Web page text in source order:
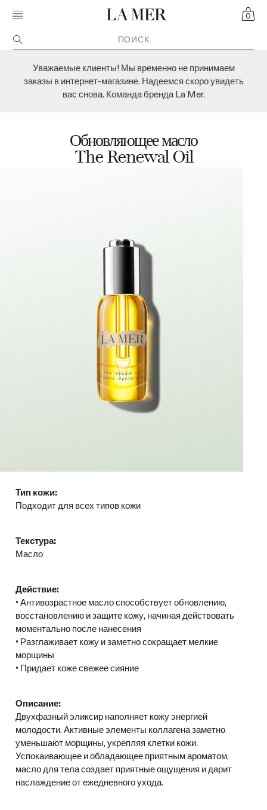
MOBILE MENU TOGGLE CART
0
CRÈME DE LA MER
Уважаемые клиенты! Мы временно не принимаем
заказы в интернет-магазине. Надеемся скоро увидеть
вас снова. Команда бренда La Mer.
Обновляющее масло
The Renewal Oil
Тип кожи:
Подходит для всех типов кожи
Текстура:
Масло
Действие:
• Антивозрастное масло способствует обновлению,
восстановлению и защите кожу, начиная действовать
моментально после нанесения
• Разглаживает кожу и заметно сокращает мелкие
морщины
• Придает коже свежее сияние
Описание:
Двухфазный эликсир наполняет кожу энергией
молодости. Активные элементы коллагена заметно
уменьшают морщины, укрепляя клетки кожи.
Успокаивающее и обладающее приятным ароматом,
масло для тела создает приятные ощущения и дарит
наслаждение от ежедневного ухода.